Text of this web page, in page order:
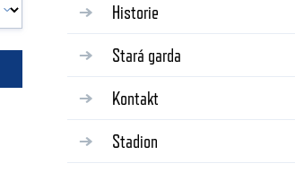
Historie
Stará garda
Kontakt
Stadion